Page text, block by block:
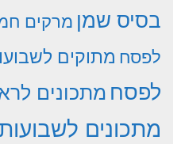
בסיס שמן מרקים
לפסח מתוקים
לפסח מתכונים
מתכונים